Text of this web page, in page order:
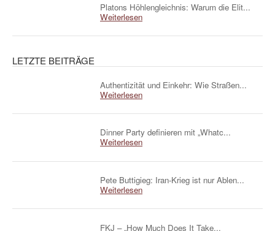
Platons Höhlengleichnis: Warum die Elit...
Weiterlesen
LETZTE BEITRÄGE
Authentizität und Einkehr: Wie Straßen...
Weiterlesen
Dinner Party definieren mit „Whatc...
Weiterlesen
Pete Buttigieg: Iran-Krieg ist nur Ablen...
Weiterlesen
FKJ – „How Much Does It Take...